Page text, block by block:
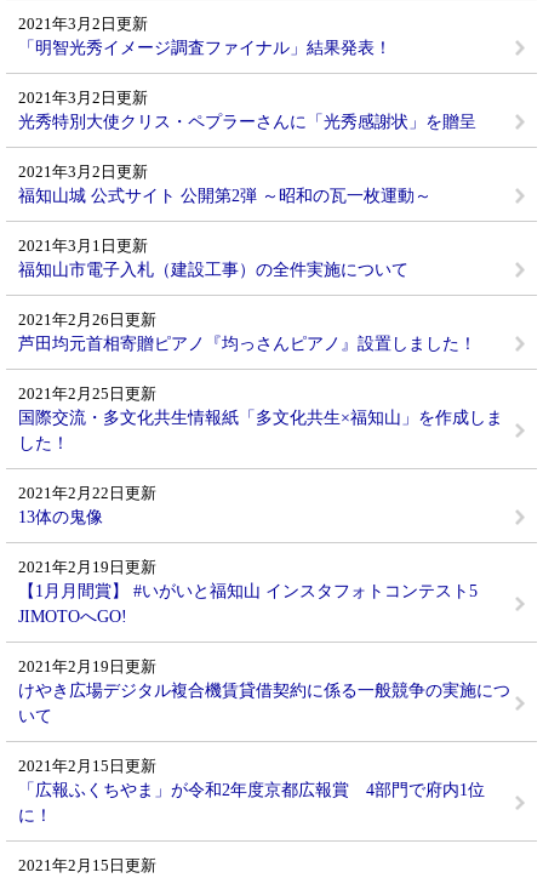
2021年3月2日更新
「明智光秀イメージ調査ファイナル」結果発表！
2021年3月2日更新
光秀特別大使クリス・ペプラーさんに「光秀感謝状」を贈呈
2021年3月2日更新
福知山城 公式サイト 公開第2弾 ～昭和の瓦一枚運動～
2021年3月1日更新
福知山市電子入札（建設工事）の全件実施について
2021年2月26日更新
芦田均元首相寄贈ピアノ『均っさんピアノ』設置しました！
2021年2月25日更新
国際交流・多文化共生情報紙「多文化共生×福知山」を作成しま
した！
2021年2月22日更新
13体の鬼像
2021年2月19日更新
【1月月間賞】 #いがいと福知山 インスタフォトコンテスト5
JIMOTOへGO!
2021年2月19日更新
けやき広場デジタル複合機賃貸借契約に係る一般競争の実施につ
いて
2021年2月15日更新
「広報ふくちやま」が令和2年度京都広報賞 4部門で府内1位
に！
2021年2月15日更新